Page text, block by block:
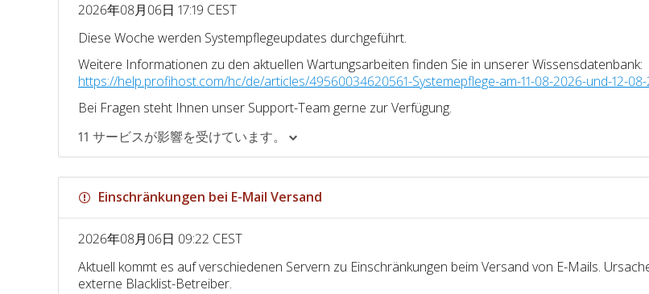
2026年08月06日 17:19 CEST
Diese Woche werden Systempflegeupdates durchgeführt.
Weitere Informationen zu den aktuellen Wartungsarbeiten finden Sie in unserer Wissensdatenbank:
https://help.profihost.com/hc/de/articles/49560034620561-Systemepflege-am-11-08-2026-und-12-
Bei Fragen steht Ihnen unser Support-Team gerne zur Verfügung.
11 サービスが影響を受けています。
Einschränkungen bei E-Mail Versand
2026年08月06日 09:22 CEST
Aktuell kommt es auf verschiedenen Servern zu Einschränkungen beim Versand von E-Mails.
externe Blacklist-Betreiber.